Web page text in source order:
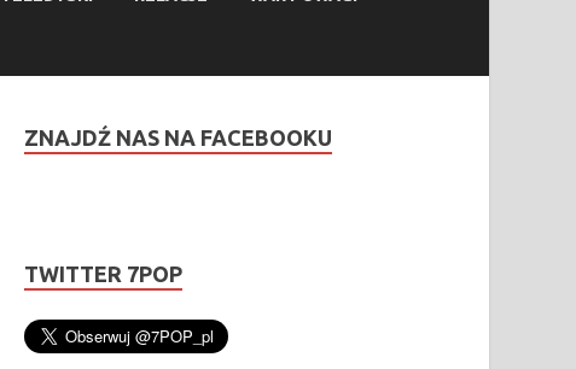
ZNAJDŹ NAS NA FACEBOOKU
TWITTER 7POP